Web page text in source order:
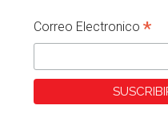
Correo Electronico*